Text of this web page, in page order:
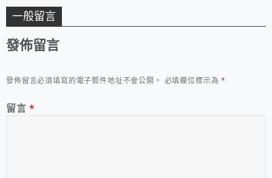
一般留言
發佈留言
發佈留言必須填寫的電子郵件地址不會公開。 必填欄位標示為*
留言 *